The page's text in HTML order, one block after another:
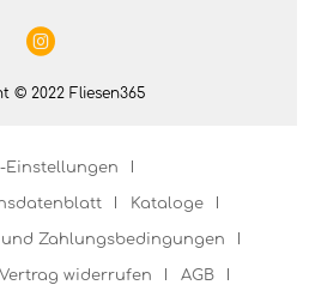
© 2022 Fliesen365
Einstellungen
Kataloge
Zahlungsbedingungen
Vertrag widerrufen AGB